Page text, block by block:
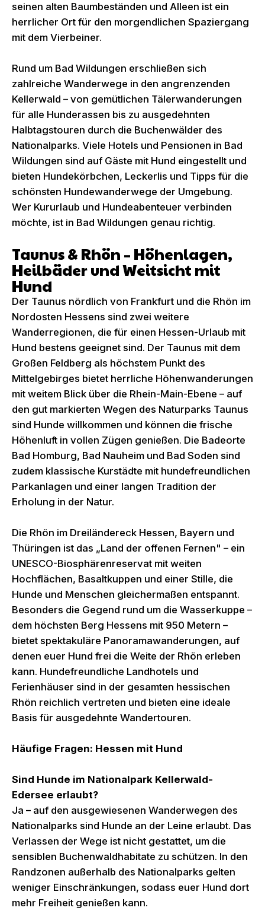
seinen alten Baumbeständen und Alleen ist ein
herrlicher Ort für den morgendlichen Spaziergang
mit dem Vierbeiner.
Rund um Bad Wildungen erschließen sich
zahlreiche Wanderwege in den angrenzenden
Kellerwald – von gemütlichen Tälerwanderungen
für alle Hunderassen bis zu ausgedehnten
Halbtagstouren durch die Buchenwälder des
Nationalparks. Viele Hotels und Pensionen in Bad
Wildungen sind auf Gäste mit Hund eingestellt und
bieten Hundekörbchen, Leckerlis und Tipps für die
schönsten Hundewanderwege der Umgebung.
Wer Kururlaub und Hundeabenteuer verbinden
möchte, ist in Bad Wildungen genau richtig.
Taunus & Rhön – Höhenlagen,
Heilbäder und Weitsicht mit
Hund
Der Taunus nördlich von Frankfurt und die Rhön im
Nordosten Hessens sind zwei weitere
Wanderregionen, die für einen Hessen-Urlaub mit
Hund bestens geeignet sind. Der Taunus mit dem
Großen Feldberg als höchstem Punkt des
Mittelgebirges bietet herrliche Höhenwanderungen
mit weitem Blick über die Rhein-Main-Ebene – auf
den gut markierten Wegen des Naturparks Taunus
sind Hunde willkommen und können die frische
Höhenluft in vollen Zügen genießen. Die Badeorte
Bad Homburg, Bad Nauheim und Bad Soden sind
zudem klassische Kurstädte mit hundefreundlichen
Parkanlagen und einer langen Tradition der
Erholung in der Natur.
Die Rhön im Dreiländereck Hessen, Bayern und
Thüringen ist das „Land der offenen Fernen" – ein
UNESCO-Biosphärenreservat mit weiten
Hochflächen, Basaltkuppen und einer Stille, die
Hunde und Menschen gleichermaßen entspannt.
Besonders die Gegend rund um die Wasserkuppe –
dem höchsten Berg Hessens mit 950 Metern –
bietet spektakuläre Panoramawanderungen, auf
denen euer Hund frei die Weite der Rhön erleben
kann. Hundefreundliche Landhotels und
Ferienhäuser sind in der gesamten hessischen
Rhön reichlich vertreten und bieten eine ideale
Basis für ausgedehnte Wandertouren.
Häufige Fragen: Hessen mit Hund
Sind Hunde im Nationalpark Kellerwald-
Edersee erlaubt?
Ja – auf den ausgewiesenen Wanderwegen des
Nationalparks sind Hunde an der Leine erlaubt. Das
Verlassen der Wege ist nicht gestattet, um die
sensiblen Buchenwaldhabitate zu schützen. In den
Randzonen außerhalb des Nationalparks gelten
weniger Einschränkungen, sodass euer Hund dort
mehr Freiheit genießen kann.